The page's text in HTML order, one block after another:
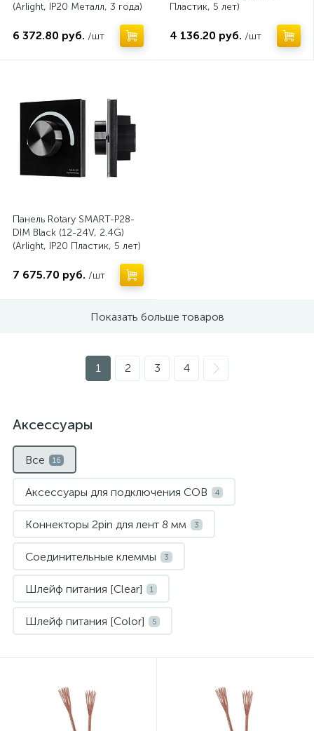
(Arlight, IP20 Металл, 3 года)
6 372.80 руб. /шт
Пластик, 5 лет)
4 136.20 руб. /шт
Панель Rotary SMART-P28-
DIM Black (12-24V, 2.4G)
(Arlight, IP20 Пластик, 5 лет)
7 675.70 руб. /шт
Показать больше товаров
1 2 3 4
Аксессуары
Все 16
Аксессуары для подключения COB 4
Коннекторы 2pin для лент 8 мм 3
Соединительные клеммы 3
Шлейф питания [Clear] 1
Шлейф питания [Color] 5